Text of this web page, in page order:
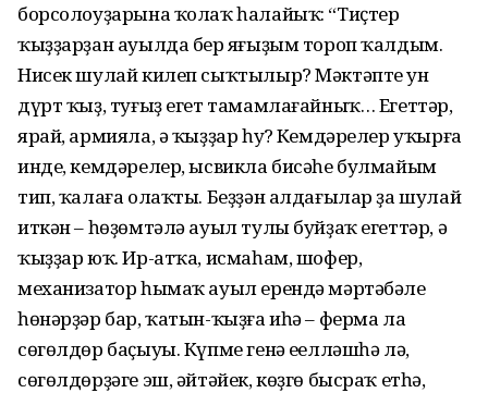
борсолоуҙарына ҡолаҡ һалайыҡ: “Тиҫтер
ҡыҙҙарҙан ауылда бер яңғыҙым тороп ҡалдым.
Нисек шулай килеп сыҡтылыр? Мәктәпте ун
дүрт ҡыҙ, туғыҙ егет тамамлағайныҡ… Егет­тәр,
ярай, армияла, ә ҡыҙҙар һуң? Кемдә­релер уҡырға
инде, кемдәрелер, ысвикла бисә­һе булмайым
тип, ҡалаға олаҡты. Беҙҙән алдағылар ҙа шулай
иткән – һөҙөмтәлә ауыл тулы буйҙаҡ егеттәр, ә
ҡыҙҙар юҡ. Ир-атҡа, исмаһам, шофер,
механизатор һымаҡ ауыл ерендә мәртә­бәле
һөнәрҙәр бар, ҡатын-ҡыҙға иһә – ферма ла
сөгөлдөр баҫыуы. Күпме генә еңелләшһә лә,
сөгөлдөрҙәге эш, әйтә­йек, көҙгө бысраҡ етһә,